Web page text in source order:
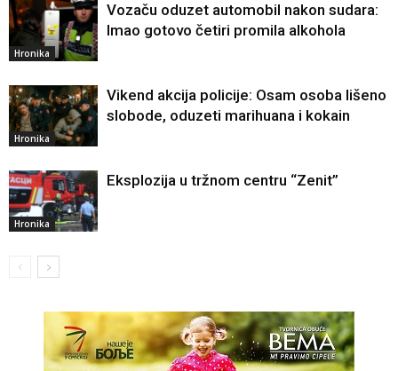
Hronika
Vozaču oduzet automobil nakon sudara:
Imao gotovo četiri promila alkohola
Hronika
Vikend akcija policije: Osam osoba lišeno
slobode, oduzeti marihuana i kokain
Hronika
Eksplozija u tržnom centru “Zenit”